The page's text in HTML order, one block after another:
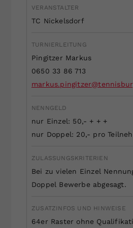
VERANSTALTER
TC Nickelsdorf
TURNIERLEITUNG
Pingitzer Markus
0650 33 86 713
NENNGELD
nur Einzel: 50,- + + +
nur Doppel: 20,- pro
ZULASSUNGSKRITERIEN
Bei zu vielen Einzel
Doppel Bewerbe abgesagt.
ZUSATZINFOS UND HINWEISE
64er Raster ohne
Zweck
Dieser Wert
Einstellungen.
historische
vorgenommen
Webseiten-